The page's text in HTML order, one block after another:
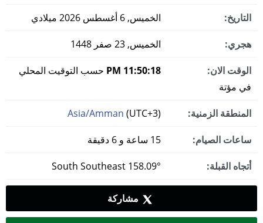
التاريخ: الخميس, 6 أغسطس 2026 ميلادي
هجري: الخميس, 23 صفر 1448
الوقت الان: 11:50:18 PM
حسب التوقيت المحلي
في مؤتة
المنطقة الزمنية: Asia/Amman (UTC+3)
ساعات الصيام:
أتجاه القبلة:
مشاركة